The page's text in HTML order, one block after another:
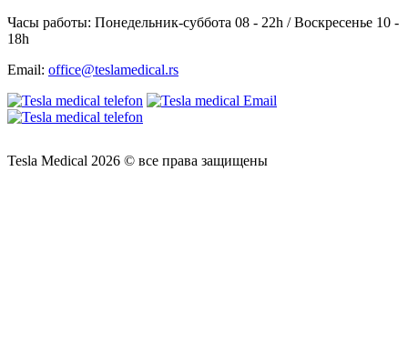
Часы работы: Понедельник-суббота 08 - 22h / Воскресенье 10 -
18h
Email: office@teslamedical.rs
Tesla Medical 2026 © все права защищены